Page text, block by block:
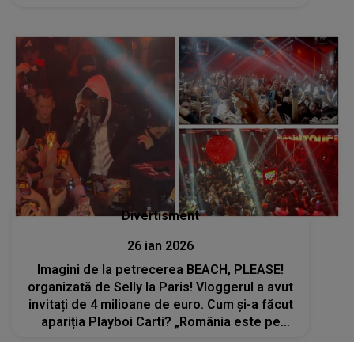
Divertisment
26 ian 2026
Imagini de la petrecerea BEACH, PLEASE!
organizată de Selly la Paris! Vloggerul a avut
invitați de 4 milioane de euro. Cum și-a făcut
apariția Playboi Carti? „România este pe